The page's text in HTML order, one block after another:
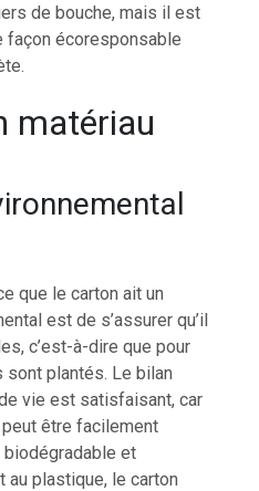
de bouche, mais il est
façon écoresponsable
matériau
que le carton ait un
est de s’assurer qu’il
c’est-à-dire que pour
sont plantés. Le bilan
vie est satisfaisant, car
peut être facilement
et
au plastique, le carton